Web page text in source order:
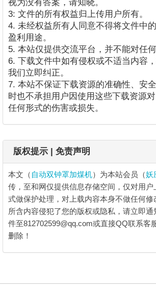
视为没有答案，请知晓。
3: 文件的所有权益归上传用户所有。
4. 未经权益所有人同意不得将文件中
盈利用途。
5. 本站仅提供交流平台，并不能对任
6. 下载文件中如有侵权或不适当内容
我们立即纠正。
7. 本站不保证下载资源的准确性、安
时也不承担用户因使用这些下载资源
任何形式的伤害或损失。
版权提示 | 免责声明
本文（ 自动双钟罩加煤机）为本站会员（妖
传，至和网仅提供信息存储空间，仅对用
式做保护处理，对上载内容本身不做任何修
所含内容侵犯了您的版权或隐私，请立即
件至812702599@qq.com或直接QQ联系客
删除！